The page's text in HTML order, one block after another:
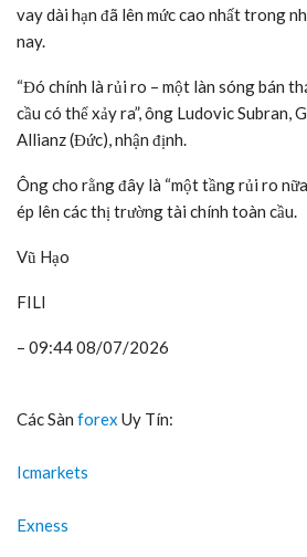
vay dài hạn đã lên mức cao nhất trong
nay.
“Đó chính là rủi ro – một làn sóng bán
cầu có thể xảy ra”, ông Ludovic Subran,
Allianz (Đức), nhận định.
Ông cho rằng đây là “một tầng rủi ro
ép lên các thị trường tài chính toàn cầu.
Vũ Hạo
FILI
– 09:44 08/07/2026
Các Sàn forex Uy Tín:
Icmarkets
Exness